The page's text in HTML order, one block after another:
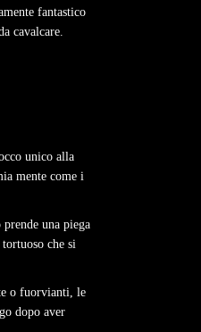
fantastico
cavalcare.
unico alla
mente come i
una piega
che si
o fuorvianti, le
dopo aver